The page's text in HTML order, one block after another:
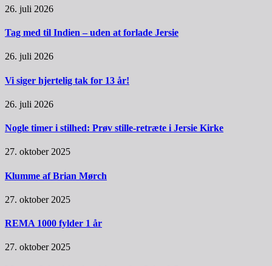
26. juli 2026
Tag med til Indien – uden at forlade Jersie
26. juli 2026
Vi siger hjertelig tak for 13 år!
26. juli 2026
Nogle timer i stilhed: Prøv stille-retræte i Jersie Kirke
27. oktober 2025
Klumme af Brian Mørch
27. oktober 2025
REMA 1000 fylder 1 år
27. oktober 2025